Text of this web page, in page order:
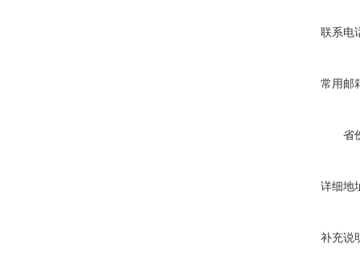
联系电
常用邮
省
详细地
补充说